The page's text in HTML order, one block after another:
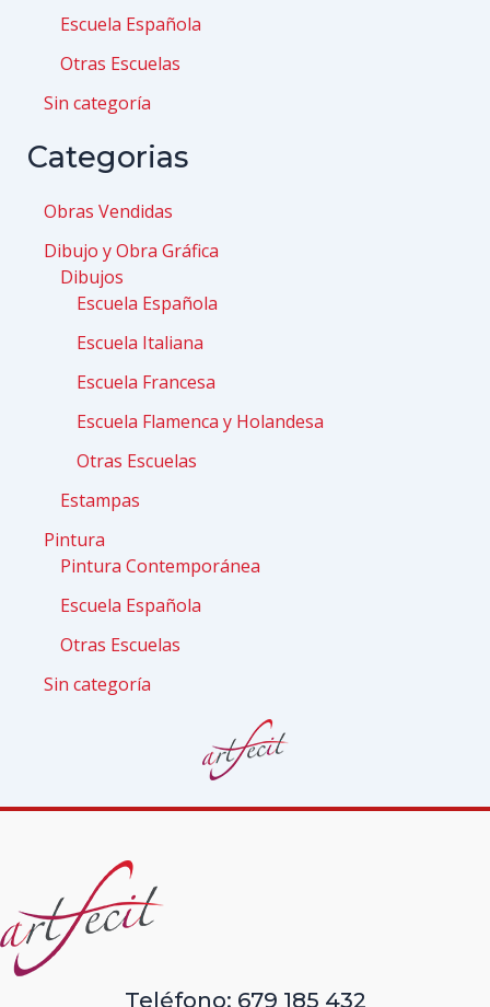
Escuela Española
Otras Escuelas
Sin categoría
Categorias
Obras Vendidas
Dibujo y Obra Gráfica
Dibujos
Escuela Española
Escuela Italiana
Escuela Francesa
Escuela Flamenca y Holandesa
Otras Escuelas
Estampas
Pintura
Pintura Contemporánea
Escuela Española
Otras Escuelas
Sin categoría
Teléfono: 679 185 432